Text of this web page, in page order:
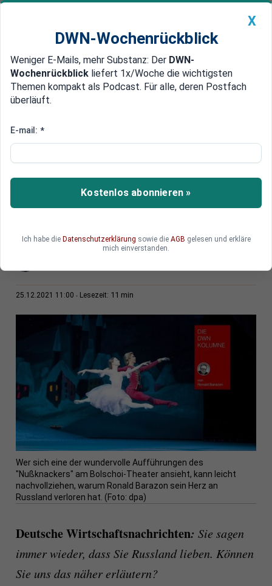
Newsticker MEIN DWN: Geldanlage Premium
Edelmetalle DWN-Magazin China
Ronald Barazon: Warum ich
Ronald Barazon ist Österreicher und lebt in Wien.
Doch er hat Heimweh nach Russland – dem
Land, das er so sehr liebt.
25.12.2021 11:00 Lesezeit: 11 min
Wer sich eine der wundervolle Aufführungen des
"Nußknackers" am Bolschoi-Theater ansieht, kann leicht
nachvollziehen, warum Ronald Barazon sein Herz an
Russland verloren hat. (Foto: dpa)
Deutsche Wirtschaftsnachrichten: Sie sagen
immer wieder, dass Sie Russland lieben. Können
Sie uns das näher erläutern?
X
DWN-Wochenrückblick
Weniger E-Mails, mehr Substanz: Der DWN-
Wochenrückblick liefert 1x/Woche die wichtigsten
Themen kompakt als Podcast. Für alle, deren Postfach
überläuft.
E-mail: *
Kostenlos abonnieren »
Ich habe die Datenschutzerklärung sowie die AGB gelesen und erkläre
mich einverstanden.